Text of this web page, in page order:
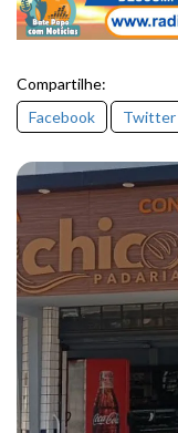
Compartilhe:
Facebook
Twitter